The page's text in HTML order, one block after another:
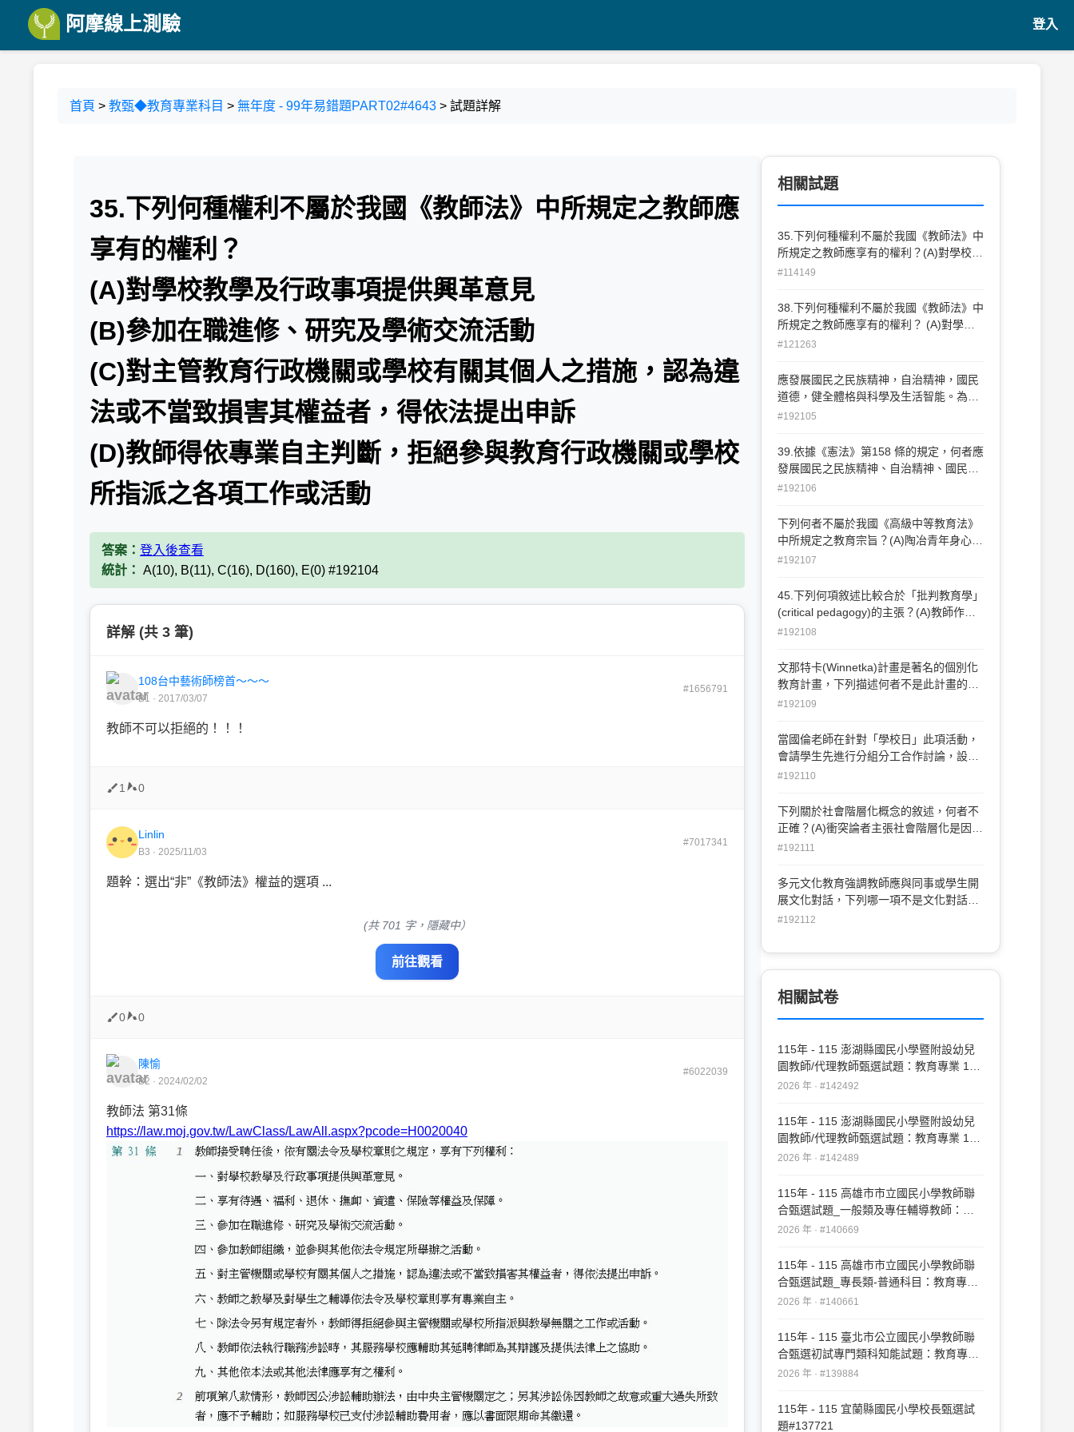
阿摩線上測驗 登入
首頁 > 教甄◆教育專業科目 > 無年度 - 99年易錯題PART02#4643 > 試題詳解
35.下列何種權利不屬於我國《教師法》中所規定之教師應
享有的權利？
(A)對學校教學及行政事項提供興革意見
(B)參加在職進修、研究及學術交流活動
(C)對主管教育行政機關或學校有關其個人之措施，認為違
法或不當致損害其權益者，得依法提出申訴
(D)教師得依專業自主判斷，拒絕參與教育行政機關或學校
所指派之各項工作或活動
答案： 登入後查看
統計： A(10), B(11), C(16), D(160), E(0) #192104
詳解 (共 3 筆)
108台中藝術師榜首～～～
B1 · 2017/03/07
#1656791
教師不可以拒絕的！！！
1 0
Linlin
B3 · 2025/11/03
#7017341
題幹：選出“非”《教師法》權益的選項 ...
(共 701 字，隱藏中）
前往觀看
0 0
陳愉
B2 · 2024/02/02
#6022039
教師法 第31條
https://law.moj.gov.tw/LawClass/LawAll.aspx?pcode=H0020040
相關試題
35.下列何種權利不屬於我國《教師法》中
所規定之教師應享有的權利？(A)對學校教
學及行政事項提供興革意見(B)參加在職進
政機關或學校有關其個人之措施，認為違
法或不當致損害其權益者，得依法提出申
#114149
38.下列何種權利不屬於我國《教師法》中
所規定之教師應享有的權利？ (A)對學校
教學及行政事項提供興革意見 (B)參加在
教育行政機關或學校有關其個人之措施，
認為違法或不當致損害其權益 者，得依法
#121263
應發展國民之民族精神，自治精神，國民
道德，健全體格與科學及生活智能。為我
國哪一年提出的教育宗旨?? (A)11 (B)18
#192105
39.依據《憲法》第158 條的規定，何者應
發展國民之民族精神、自治精神、國民道
德、健全體格、科學及生活智能？(A)社會
論
#192106
下列何者不屬於我國《高級中等教育法》
中所規定之教育宗旨？(A)陶冶青年身心
(B)培育人才，提升文化 (C)培養五育均衡
之基礎(E)發展學生潛能。（原高級中學法
於105.05.11已廢除）
#192107
45.下列何項敘述比較合於「批判教育學」
(critical pedagogy)的主張？(A)教師作為
轉化型知識分子，應鼓勵弱勢群體學生積
平等受教的機會(B)學校教育目的是為特定
階級的利益服務，使教育過程充滿宰制和
權力相牽連
#192108
文那特卡(Winnetka)計畫是著名的個別化
教育計畫，下列描述何者不是此計畫的特
徵？(A)打破班級年級限制(B)學生自我控
基本學科、團體課程與輔導課程三大類
#192109
當國倫老師在針對「學校日」此項活動，
會請學生先進行分組分工合作討論，設計
出活動的主題及程序。請問此學習活動較
際智能 (B)語文智能(C)內省智能 (D)邏輯
─數理智能
#192110
下列關於社會階層化概念的敘述，何者不
正確？(A)衝突論者主張社會階層化是因為
權力與利益分配的結果(B)衝突論者主張職
(C)功能論者認為社會階層化是社會分工的
必然結果(D)功能論者認為應依成員的努力
#192111
多元文化教育強調教師應與同事或學生開
展文化對話，下列哪一項不是文化對話的
特色？(A)創造一個跨文化議題與對抗衝突
(C)分析對其他文化的偏見和刻板化印象
(D)強調自由市場經濟及主體意識培養
#192112
相關試卷
115年 - 115 澎湖縣國民小學暨附設幼兒
園教師/代理教師甄選試題：教育專業 1-
20#142492
2026 年 · #142492
115年 - 115 澎湖縣國民小學暨附設幼兒
園教師/代理教師甄選試題：教育專業 1-
50#142489
2026 年 · #142489
115年 - 115 高雄市市立國民小學教師聯
合甄選試題_一般類及專任輔導教師：教
育專業#140669
2026 年 · #140669
115年 - 115 高雄市市立國民小學教師聯
合甄選試題_專長類-普通科目：教育專業
#140661
2026 年 · #140661
115年 - 115 臺北市公立國民小學教師聯
合甄選初試專門類科知能試題：教育專業
#139884
2026 年 · #139884
115年 - 115 宜蘭縣國民小學校長甄選試
題#137721